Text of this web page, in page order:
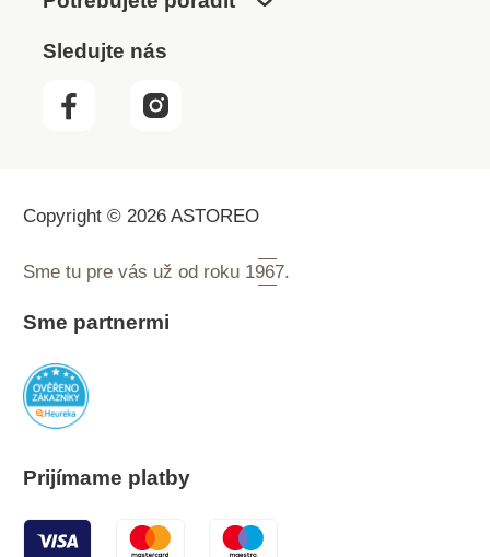
Sledujte nás
Copyright © 2026 ASTOREO
Sme tu pre vás už od roku 1967.
Sme partnermi
Prijímame platby